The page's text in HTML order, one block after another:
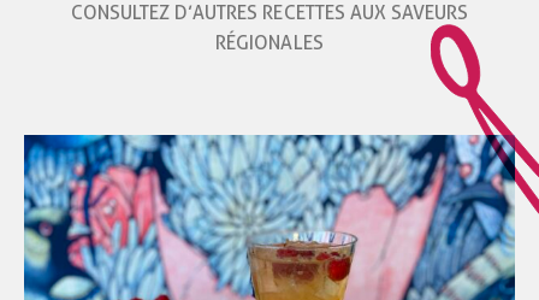
CONSULTEZ D’AUTRES RECETTES AUX SAVEURS
RÉGIONALES